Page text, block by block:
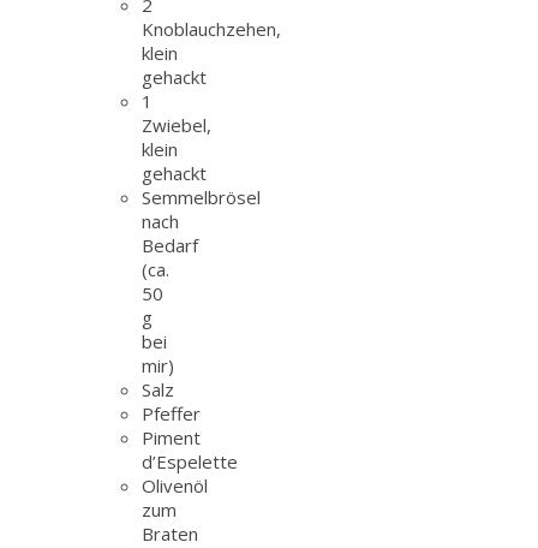
2
Knoblauchzehen,
klein
gehackt
1
Zwiebel,
klein
gehackt
Semmelbrösel
nach
Bedarf
(ca.
50
g
bei
mir)
Salz
Pfeffer
Piment
d’Espelette
Olivenöl
zum
Braten